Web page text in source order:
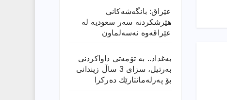
عێراق: بانگەشەكانی
هێرشكردنە سەر سعودیە لە
عێراقەوە نەسەلماون
بەغداد.. بە تۆمەتی داواكردنی
بەرتیل، سزای 3 ساڵ زیندانی
بۆ پەرلەمانتارێك دەركرا